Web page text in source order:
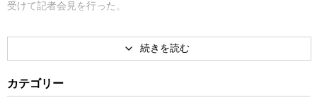
受けて記者会見を行った。
カテゴリー